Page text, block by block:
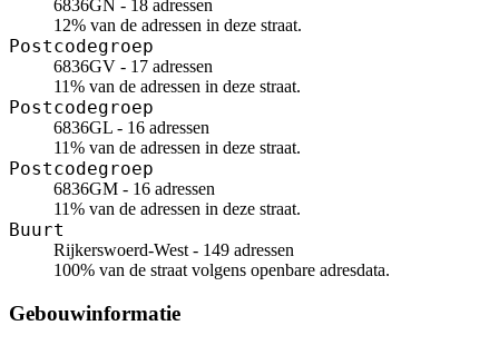
6836GN - 18 adressen
12% van de adressen in deze straat.
Postcodegroep
6836GV - 17 adressen
11% van de adressen in deze straat.
Postcodegroep
6836GL - 16 adressen
11% van de adressen in deze straat.
Postcodegroep
6836GM - 16 adressen
11% van de adressen in deze straat.
Buurt
Rijkerswoerd-West - 149 adressen
100% van de straat volgens openbare adresdata.
Gebouwinformatie